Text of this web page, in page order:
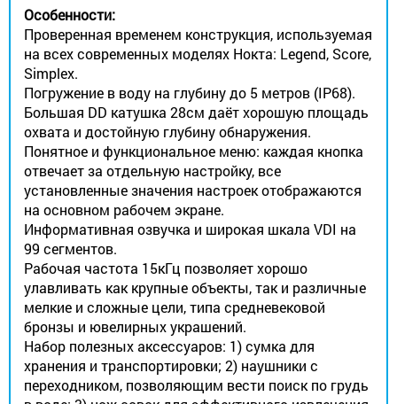
Особенности:
Проверенная временем конструкция, используемая
на всех современных моделях Нокта: Legend, Score,
Simplex.
Погружение в воду на глубину до 5 метров (IP68).
Большая DD катушка 28см даёт хорошую площадь
охвата и достойную глубину обнаружения.
Понятное и функциональное меню: каждая кнопка
отвечает за отдельную настройку, все
установленные значения настроек отображаются
на основном рабочем экране.
Информативная озвучка и широкая шкала VDI на
99 сегментов.
Рабочая частота 15кГц позволяет хорошо
улавливать как крупные объекты, так и различные
мелкие и сложные цели, типа средневековой
бронзы и ювелирных украшений.
Набор полезных аксессуаров: 1) сумка для
хранения и транспортировки; 2) наушники с
переходником, позволяющим вести поиск по грудь